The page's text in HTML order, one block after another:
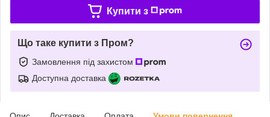
Купити з
Що таке купити з Пром?
Замовлення під захистом
Доступна доставка